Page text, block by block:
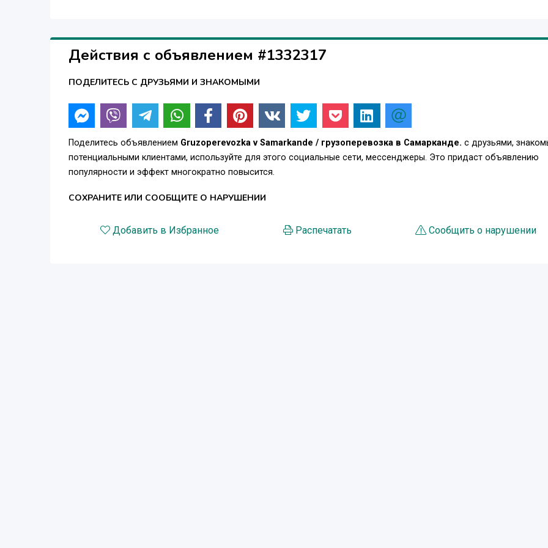
Действия с объявлением #1332317
ПОДЕЛИТЕСЬ С ДРУЗЬЯМИ И ЗНАКОМЫМИ
Поделитесь объявлением Gruzoperevozka v Samarkande / грузоперевозка в Самарканде. с друзьями,
потенциальными клиентами, используйте для этого социальные сети, мессенджеры. Это придаст объявлению
популярности и эффект многократно повысится.
СОХРАНИТЕ ИЛИ СООБЩИТЕ О НАРУШЕНИИ
Добавить в Избранное Распечатать Сообщить о нарушении